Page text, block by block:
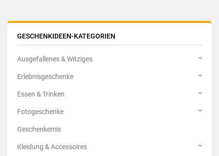
GESCHENKIDEEN-KATEGORIEN
Ausgefallenes & Witziges
Erlebnisgeschenke
Essen & Trinken
Fotogeschenke
Geschenkemix
Kleidung & Accessoires